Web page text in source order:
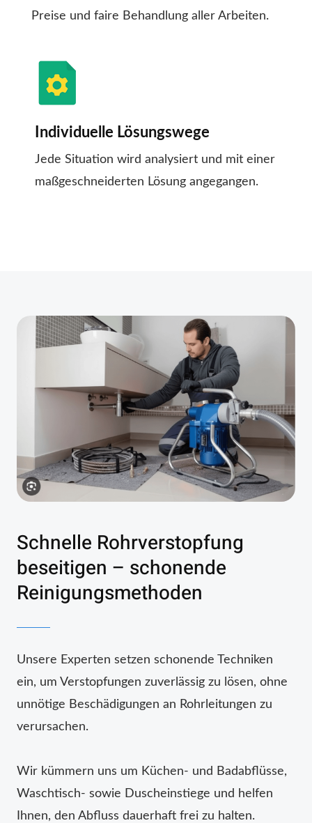
Preise und faire Behandlung aller Arbeiten.
Individuelle Lösungswege
Jede Situation wird analysiert und mit einer
maßgeschneiderten Lösung angegangen.
Schnelle Rohrverstopfung
beseitigen – schonende
Reinigungsmethoden
Unsere Experten setzen schonende Techniken
ein, um Verstopfungen zuverlässig zu lösen, ohne
unnötige Beschädigungen an Rohrleitungen zu
verursachen.
Wir kümmern uns um Küchen- und Badabflüsse,
Waschtisch- sowie Duscheinstiege und helfen
Ihnen, den Abfluss dauerhaft frei zu halten.